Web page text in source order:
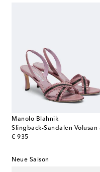
Manolo Blahnik
€ 935
original price
Neue Saison